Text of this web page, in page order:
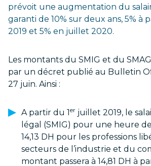
prévoit une augmentation du
garanti de 10% sur deux ans, 5% à
2019 et 5% en juillet 2020.
Les montants du SMIG et du
par un décret publié au Bulletin
27 juin. Ainsi :
A partir du 1er juillet 2019, le
légal (SMIG) pour une heure
14,13 DH pour les professions
secteurs de l’industrie et du
montant passera à 14,81 DH à